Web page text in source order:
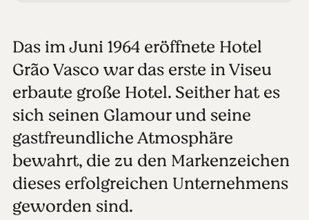
Das im Juni 1964 eröffnete Hotel
Grão Vasco war das erste in Viseu
erbaute große Hotel. Seither hat es
sich seinen Glamour und seine
gastfreundliche Atmosphäre
bewahrt, die zu den Markenzeichen
dieses erfolgreichen Unternehmens
geworden sind.